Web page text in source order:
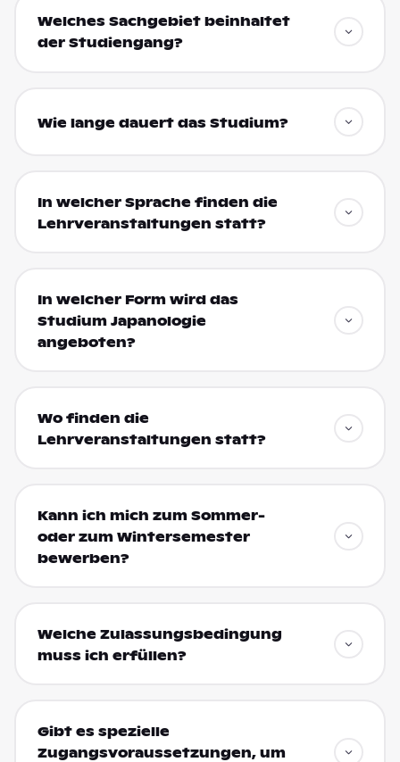
Welches Sachgebiet beinhaltet
der Studiengang?
Wie lange dauert das Studium?
In welcher Sprache finden die
Lehrveranstaltungen statt?
In welcher Form wird das
Studium Japanologie
angeboten?
Wo finden die
Lehrveranstaltungen statt?
Kann ich mich zum Sommer-
oder zum Wintersemester
bewerben?
Welche Zulassungsbedingung
muss ich erfüllen?
Gibt es spezielle
Zugangsvoraussetzungen, um